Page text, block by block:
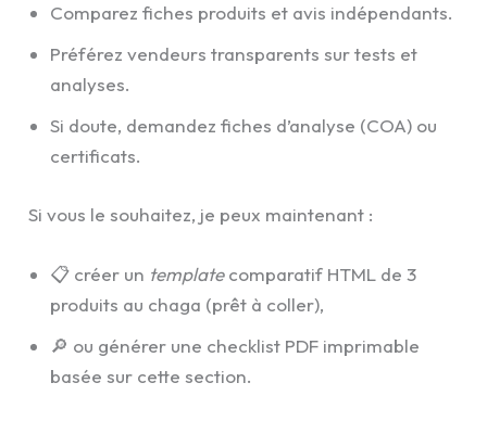
Comparez fiches produits et avis indépendants.
Préférez vendeurs transparents sur tests et
analyses.
Si doute, demandez fiches d’analyse (COA) ou
certificats.
Si vous le souhaitez, je peux maintenant :
📋 créer un templatecomparatif HTML de 3
produits au chaga (prêt à coller),
🔎 ou générer une checklist PDF imprimable
basée sur cette section.